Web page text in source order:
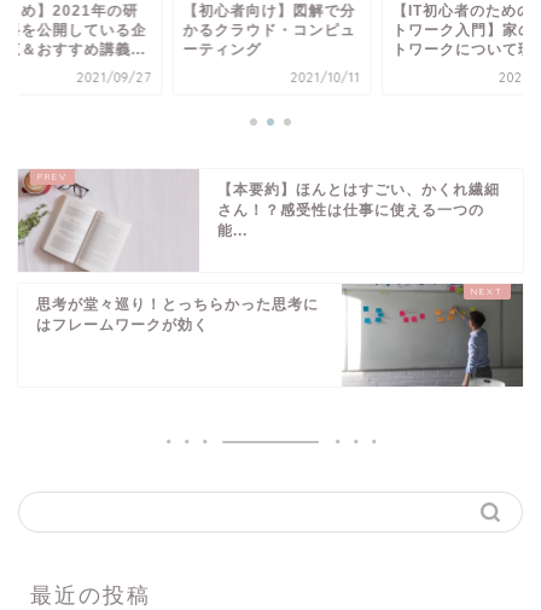
企
...
【初心者向け】図解で分
かるクラウド・コンピュ
ーティング
【IT初心者のためのネッ
トワーク入門】家のネッ
トワークについて理解...
【まと
修資料
業一覧
【本要約】ほんとはすごい、かくれ繊細
さん！？感受性は仕事に使える一つの
能...
思考が堂々巡り！とっちらかった思考に
はフレームワークが効く
最近の投稿